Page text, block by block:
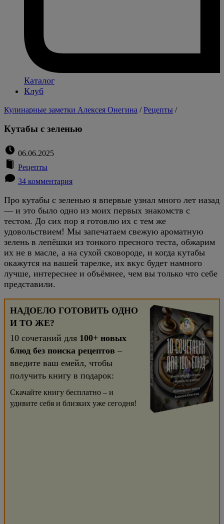
Каталог
Клуб
Кулинарные заметки Алексея Онегина /Рецепты /
Кутабы с зеленью
06.06.2025
Рецепты
34 комментария
Про кутабы с зеленью я впервые узнал много лет назад
— и это было одно из моих первых знакомств с
тестом. До сих пор я готовлю их с тем же
удовольствием! Мы запечатаем свежую ароматную
зелень в лепёшки из тонкого пресного теста, обжарим
их не в масле, а на сухой сковороде, и когда кутабы
окажутся на вашей тарелке, их вкус будет намного
лучше, интереснее и объёмнее, чем вы только что себе
представили.
НАДОЕЛО ГОТОВИТЬ ОДНО
И ТО ЖЕ?
10 сочетаний для 100+ новых
блюд без поиска рецептов –
введите ваш емейл, чтобы
получить книгу в подарок:
Скачайте книгу бесплатно – и
удивите себя и близких уже сегодня!